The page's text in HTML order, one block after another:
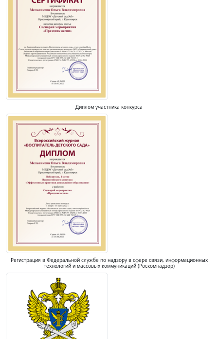
Диплом участника конкурса
Регистрация в Федеральной службе по надзору в сфере связи, информационных
технологий и массовых коммуникаций (Роскомнадзор)